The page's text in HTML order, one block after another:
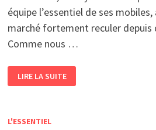
équipe l’essentiel de ses
marché fortement reculer depuis
Comme nous …
DES
ANALYSTES
LA
LIRE LA SUITE
L'ESSENTIEL